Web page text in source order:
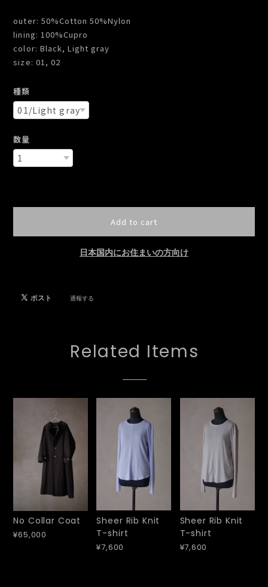
outer: 50%Cotton 50%Nylon
lining: 100%Cupro
color: Black, Light gray
size: 01, 02
種類
数量
Add to cart
日本国内にお住まいの方向け
通報する
Related Items
No Collar Coat
¥65,000
Sheer Rib Knit
T-shirt
¥7,600
Sheer Rib Knit
T-shirt
¥7,600